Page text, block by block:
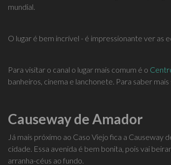
mundial.
O lugar é bem incrível - é impressionante ver as
Para visitar o canal o lugar mais comum é o
banheiros, cinema e lanchonete. Para saber
Causeway de Amador
Já mais próximo ao Caso Viejo fica a Causeway
cidade. Essa avenida é bem bonita, pois vai
arranha-céus ao fundo.